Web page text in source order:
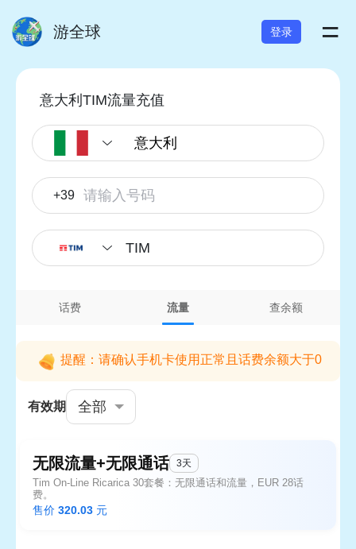
游全球 登录 =
意大利TIM流量充值
+39
TIM
话费 流量 查余额
提醒：请确认手机卡使用正常且话费余额大于0
有效期 全部
无限流量+无限通话 3天
Tim On-Line Ricarica 30套餐：无限通话和流量，EUR 28话
费。
售价 320.03 元